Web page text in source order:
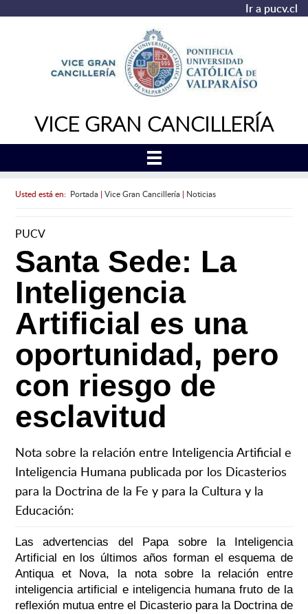
Ir a pucv.cl
VICE GRAN CANCILLERÍA
Usted está en: Portada| Vice Gran Cancillería| Noticias
PUCV
Santa Sede: La
Inteligencia
Artificial es una
oportunidad, pero
con riesgo de
esclavitud
Nota sobre la relación entre Inteligencia Artificial e
Inteligencia Humana publicada por los Dicasterios
para la Doctrina de la Fe y para la Cultura y la
Educación:
Las advertencias del Papa sobre la Inteligencia
Artificial en los últimos años forman el esquema de
Antiqua et Nova, la nota sobre la relación entre
inteligencia artificial e inteligencia humana fruto de la
reflexión mutua entre el Dicasterio para la Doctrina de